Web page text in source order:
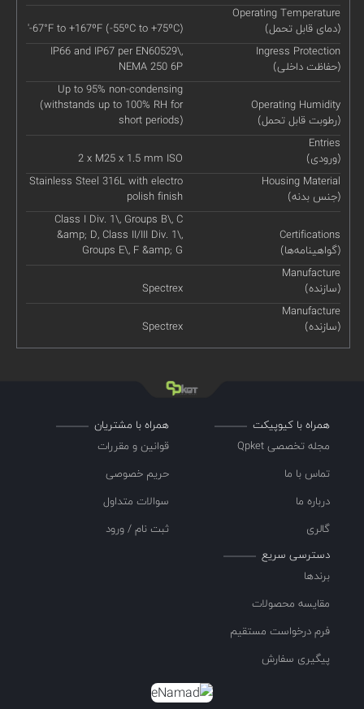
Operating Temperature
(دمای قابل تحمل)
'-67°F to +167ºF (-55ºC to +75ºC)
Ingress Protection
(حفاظت داخلی)
IP66 and IP67 per EN60529\,
NEMA 250 6P
Operating Humidity
(رطوبت قابل تحمل)
Up to 95% non-condensing
(withstands up to 100% RH for
short periods)
Entries
(ورودی)
2 x M25 x 1.5 mm ISO
Housing Material
(جنس بدنه)
Stainless Steel 316L with electro
polish finish
Certifications
(گواهینامه‌ها)
Class I Div. 1\, Groups B\, C
&amp; D, Class II/III Div. 1\,
Groups E\, F &amp; G
Manufacture
(سازنده)
Spectrex
Manufacture
(سازنده)
Spectrex
همراه با کیوپیکت
مجله تخصصی Qpket
تماس با ما
درباره ما
گالری
همراه با مشتریان
قوانین و مقررات
حریم خصوصی
سوالات متداول
ثبت نام / ورود
دسترسی سریع
برندها
مقایسه محصولات
فرم درخواست مستقیم
پیگیری سفارش